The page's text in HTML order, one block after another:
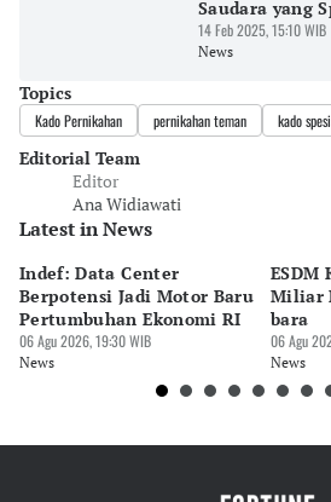
Saudara yang
14 Feb 2025, 15:10 WIB
News
Topics
Kado Pernikahan pernikahan teman kado
Editorial Team
Editor
Ana Widiawati
Latest in News
Indef: Data Center
Berpotensi Jadi Motor Baru
Pertumbuhan Ekonomi RI
06 Agu 2026, 19:30 WIB
News
ESDM
Miliar
bara
06 Agu
News